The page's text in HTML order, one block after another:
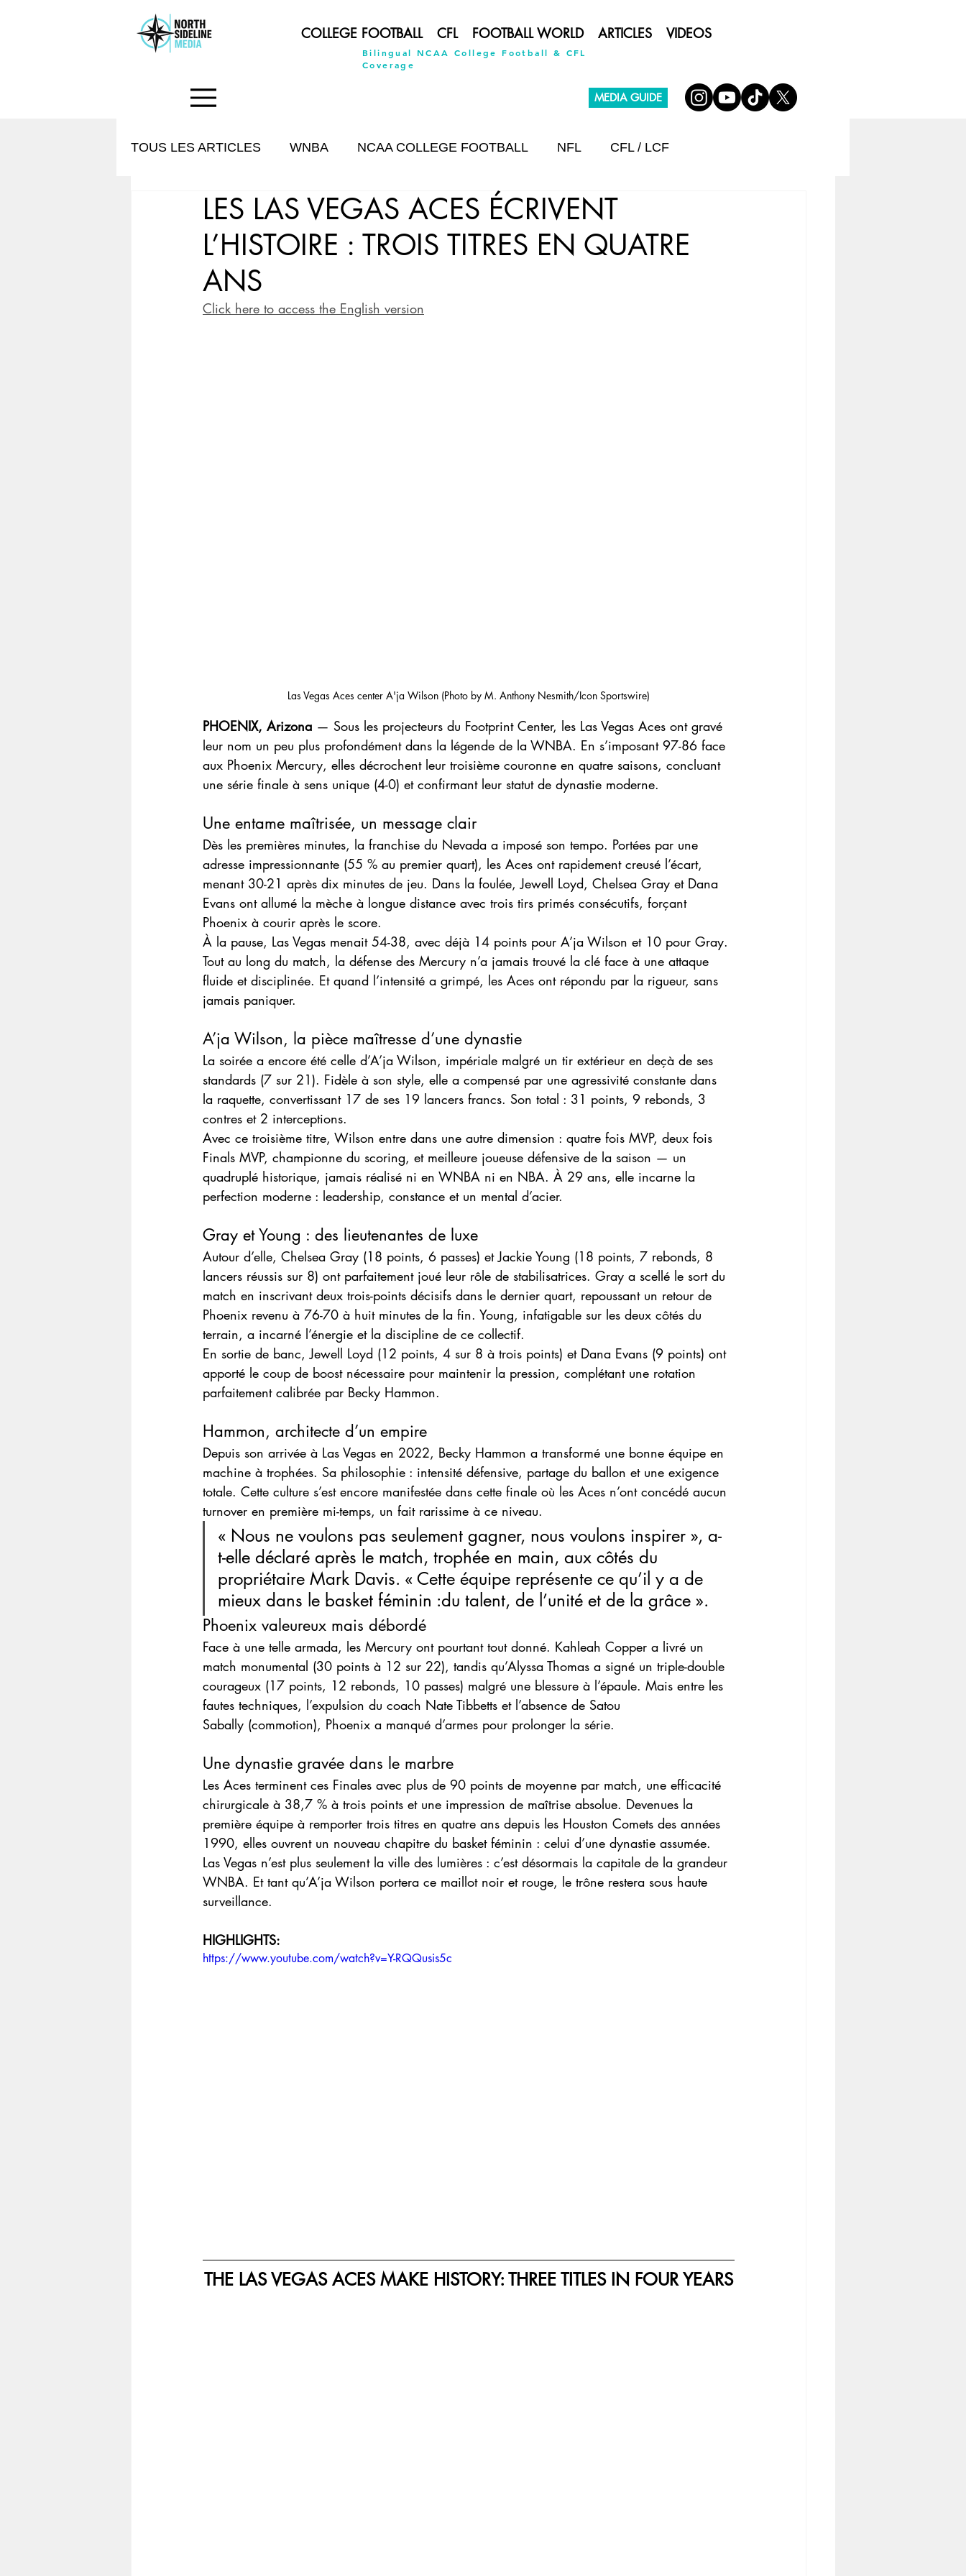
COLLEGE FOOTBALL CFL FOOTBALL WORLD ARTICLES VIDEOS
Bilingual NCAA College Football & CFL
Coverage
MEDIA GUIDE
TOUS LES ARTICLES WNBA NCAA COLLEGE FOOTBALL NFL CFL / LCF
HISTOIRE & CULTURE INTERVIEW
LES LAS VEGAS ACES ÉCRIVENT
L’HISTOIRE : TROIS TITRES EN QUATRE
ANS
Click here to access the English version
Las Vegas Aces center A'ja Wilson (Photo by M. Anthony Nesmith/Icon Sportswire)
PHOENIX, Arizona — Sous les projecteurs du Footprint Center, les Las Vegas Aces ont gravé
leur nom un peu plus profondément dans la légende de la WNBA. En s’imposant 97-86 face
aux Phoenix Mercury, elles décrochent leur troisième couronne en quatre saisons, concluant
une série finale à sens unique (4-0) et confirmant leur statut de dynastie moderne.
Une entame maîtrisée, un message clair
Dès les premières minutes, la franchise du Nevada a imposé son tempo. Portées par une
adresse impressionnante (55 % au premier quart), les Aces ont rapidement creusé l’écart,
menant 30-21 après dix minutes de jeu. Dans la foulée, Jewell Loyd, Chelsea Gray et Dana
Evans ont allumé la mèche à longue distance avec trois tirs primés consécutifs, forçant
Phoenix à courir après le score.
À la pause, Las Vegas menait 54-38, avec déjà 14 points pour A’ja Wilson et 10 pour Gray.
Tout au long du match, la défense des Mercury n’a jamais trouvé la clé face à une attaque
fluide et disciplinée. Et quand l’intensité a grimpé, les Aces ont répondu par la rigueur, sans
jamais paniquer.
A’ja Wilson, la pièce maîtresse d’une dynastie
La soirée a encore été celle d’A’ja Wilson, impériale malgré un tir extérieur en deçà de ses
standards (7 sur 21). Fidèle à son style, elle a compensé par une agressivité constante dans
la raquette, convertissant 17 de ses 19 lancers francs. Son total : 31 points, 9 rebonds, 3
contres et 2 interceptions.
Avec ce troisième titre, Wilson entre dans une autre dimension : quatre fois MVP, deux fois
Finals MVP, championne du scoring, et meilleure joueuse défensive de la saison — un
quadruplé historique, jamais réalisé ni en WNBA ni en NBA. À 29 ans, elle incarne la
perfection moderne : leadership, constance et un mental d’acier.
Gray et Young : des lieutenantes de luxe
Autour d’elle, Chelsea Gray (18 points, 6 passes) et Jackie Young (18 points, 7 rebonds, 8
lancers réussis sur 8) ont parfaitement joué leur rôle de stabilisatrices. Gray a scellé le sort du
match en inscrivant deux trois-points décisifs dans le dernier quart, repoussant un retour de
Phoenix revenu à 76-70 à huit minutes de la fin. Young, infatigable sur les deux côtés du
terrain, a incarné l’énergie et la discipline de ce collectif.
En sortie de banc, Jewell Loyd (12 points, 4 sur 8 à trois points) et Dana Evans (9 points) ont
apporté le coup de boost nécessaire pour maintenir la pression, complétant une rotation
parfaitement calibrée par Becky Hammon.
Hammon, architecte d’un empire
Depuis son arrivée à Las Vegas en 2022, Becky Hammon a transformé une bonne équipe en
machine à trophées. Sa philosophie : intensité défensive, partage du ballon et une exigence
totale. Cette culture s’est encore manifestée dans cette finale où les Aces n’ont concédé aucun
turnover en première mi-temps, un fait rarissime à ce niveau.
« Nous ne voulons pas seulement gagner, nous voulons inspirer », a-
t-elle déclaré après le match, trophée en main, aux côtés du
propriétaire Mark Davis. « Cette équipe représente ce qu’il y a de
mieux dans le basket féminin :du talent, de l’unité et de la grâce ».
Phoenix valeureux mais débordé
Face à une telle armada, les Mercury ont pourtant tout donné. Kahleah Copper a livré un
match monumental (30 points à 12 sur 22), tandis qu’Alyssa Thomas a signé un triple-double
courageux (17 points, 12 rebonds, 10 passes) malgré une blessure à l’épaule. Mais entre les
fautes techniques, l’expulsion du coach Nate Tibbetts et l’absence de Satou
Sabally (commotion), Phoenix a manqué d’armes pour prolonger la série.
Une dynastie gravée dans le marbre
Les Aces terminent ces Finales avec plus de 90 points de moyenne par match, une efficacité
chirurgicale à 38,7 % à trois points et une impression de maîtrise absolue. Devenues la
première équipe à remporter trois titres en quatre ans depuis les Houston Comets des années
1990, elles ouvrent un nouveau chapitre du basket féminin : celui d’une dynastie assumée.
Las Vegas n’est plus seulement la ville des lumières : c’est désormais la capitale de la grandeur
WNBA. Et tant qu’A’ja Wilson portera ce maillot noir et rouge, le trône restera sous haute
surveillance.
HIGHLIGHTS:
https://www.youtube.com/watch?v=Y-RQQusis5c
THE LAS VEGAS ACES MAKE HISTORY: THREE TITLES IN FOUR YEARS